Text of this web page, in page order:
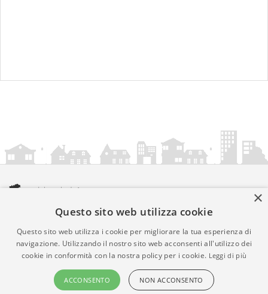
amministrazionicomunali.it è una iniziativa diartemedia.it
© Copyright MMXXIV - P.IVA 05400000724
Informazioni sul servizio |Informativa Privacy| Informativa
Cookies • Time 0.0106
×
Questo sito web utilizza cookie
Questo sito web utilizza i cookie per migliorare la tua esperienza di
navigazione. Utilizzando il nostro sito web acconsenti all'utilizzo dei
cookie in conformità con la nostra policy per i cookie. Leggi di più
ACCONSENTO NON ACCONSENTO